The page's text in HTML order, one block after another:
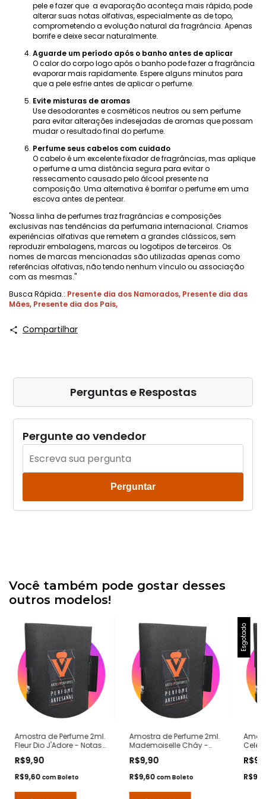
pele e fazer que a evaporação aconteça mais rápido, pode
alterar suas notas olfativas, especialmente as de topo,
comprometendo a evolução natural da fragrância. Apenas
borrife e deixe secar naturalmente.
Aguarde um período após o banho antes de aplicar
O calor do corpo logo após o banho pode fazer a fragrância
evaporar mais rapidamente. Espere alguns minutos para
que a pele esfrie antes de aplicar o perfume.
Evite misturas ​​de aromas
Use desodorantes e cosméticos neutros ou sem perfume
para evitar alterações indesejadas de aromas que possam
mudar o resultado final do perfume.
Perfume seus cabelos com cuidado
O cabelo é um excelente fixador de fragrâncias, mas aplique
o perfume a uma distância segura para evitar o
ressecamento causado pelo álcool presente na
composição. Uma alternativa é borrifar o perfume em uma
escova antes de pentear.
"Nossa linha de perfumes traz fragrâncias e composições
exclusivas nas tendências da perfumaria internacional. Criamos
experiências olfativas que remetem a grandes clássicos, sem
reproduzir embalagens, marcas ou logotipos de terceiros. Os
nomes de marcas mencionadas são utilizadas apenas como
referências olfativas, não tendo nenhum vínculo ou associação
com as mesmas."
Busca Rápida.: Presente dia dos Namorados, Presente dia das
Mães, Presente dia dos Pais,
Compartilhar
Perguntas e Respostas
Pergunte ao vendedor
Perguntar
Você também pode gostar desses
outros modelos!
Amostra de Perfume 2ml.
Fleur Dio J'Adore - Notas
Premium - Arte 1 Perfumes
R$9,90
R$9,60 comBoleto
Amostra de Perfume 2ml.
Mademoiselle Cháy -
Mademoiselle Chanel -
Contratipos Premium -
Arte 1 Perfumes
R$9,90
R$9,60 comBoleto
Esgotado
Arte 1